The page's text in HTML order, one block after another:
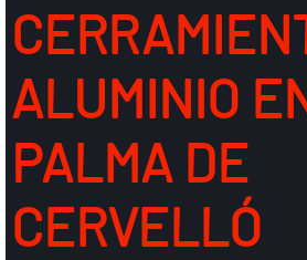
ALUMINIO
PALMA DE
CERVELLÓ